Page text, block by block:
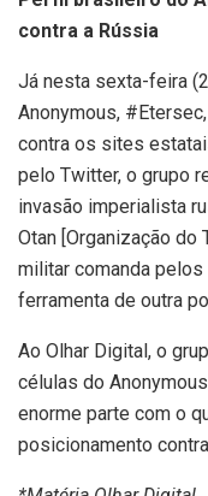
contra a Rússia
Já nesta sexta-feira
Anonymous,
contra os sites
pelo Twitter, o grupo
invasão imperialista
Otan [Organização do
militar comanda
ferramenta de outra
Ao Olhar Digital, o
células do
enorme parte com o
posicionamento